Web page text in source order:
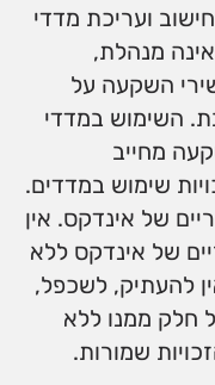
ועריכת מדדי
מנהלת,
השקעה על
השימוש במדדי
מחייב
שימוש במדדים.
של אינדקס. אין
של אינדקס ללא
להעתיק, לשכפל,
חלק ממנו ללא
שמורות.